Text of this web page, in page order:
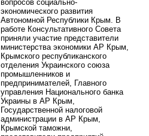
вопросов социально-
экономического развития
Автономной Республики Крым. В
работе Консультативного Совета
приняли участие представители
министерства экономики АР Крым,
Крымского республиканского
отделения Украинского союза
промышленников и
предпринимателей, Главного
управления Национального банка
Украины в АР Крым,
Государственной налоговой
администрации в АР Крым,
Крымской таможни,